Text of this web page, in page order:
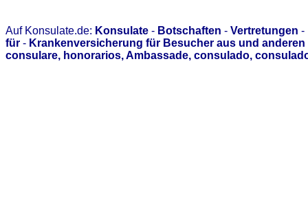
Auf Konsulate.de: Konsulate - Botschaften - Vertretungen -
für - Krankenversicherung für Besucher aus und
consulare, honorarios, Ambassade, consulado,